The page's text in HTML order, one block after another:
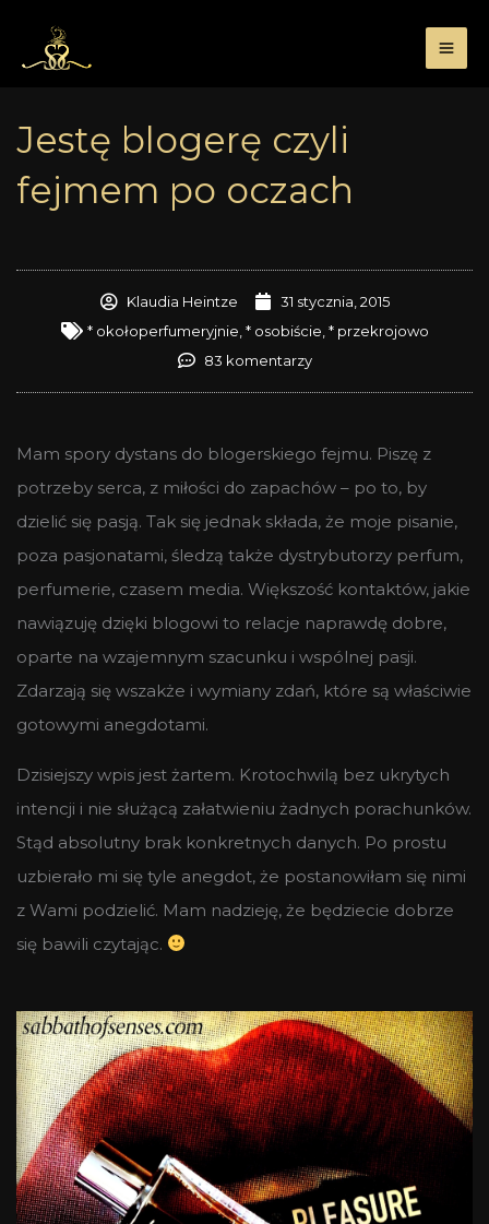
treści
Jestę blogerę czyli
fejmem po oczach
Klaudia Heintze
31 stycznia, 2015
* okołoperfumeryjnie * osobiście * przekrojowo
83 komentarzy
Mam spory dystans do blogerskiego fejmu. Piszę z
potrzeby serca, z miłości do zapachów – po to, by
dzielić się pasją. Tak się jednak składa, że moje pisanie,
poza pasjonatami, śledzą także dystrybutorzy perfum,
perfumerie, czasem media. Większość kontaktów, jakie
nawiązuję dzięki blogowi to relacje naprawdę dobre,
oparte na wzajemnym szacunku i wspólnej pasji.
Zdarzają się wszakże i wymiany zdań, które są właściwie
gotowymi anegdotami.
Dzisiejszy wpis jest żartem. Krotochwilą bez ukrytych
intencji i nie służącą załatwieniu żadnych porachunków.
Stąd absolutny brak konkretnych danych. Po prostu
uzbierało mi się tyle anegdot, że postanowiłam się nimi
z Wami podzielić. Mam nadzieję, że będziecie dobrze
się bawili czytając.